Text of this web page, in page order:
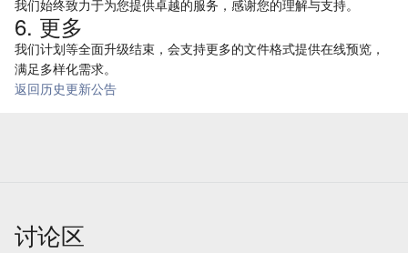
我们始终致力于为您提供卓越的服务，感谢您的理解与支持。
6. 更多
我们计划等全面升级结束，会支持更多的文件格式提供在线预览，
满足多样化需求。
返回历史更新公告
讨论区